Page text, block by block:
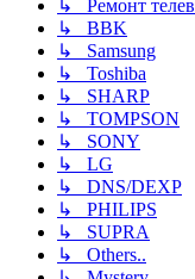
↳ Ремонт
↳ BBK
↳ Samsung
↳ Toshiba
↳ SHARP
↳ TOMPSON
↳ SONY
↳ LG
↳ DNS/DEXP
↳ PHILIPS
↳ SUPRA
↳ Others..